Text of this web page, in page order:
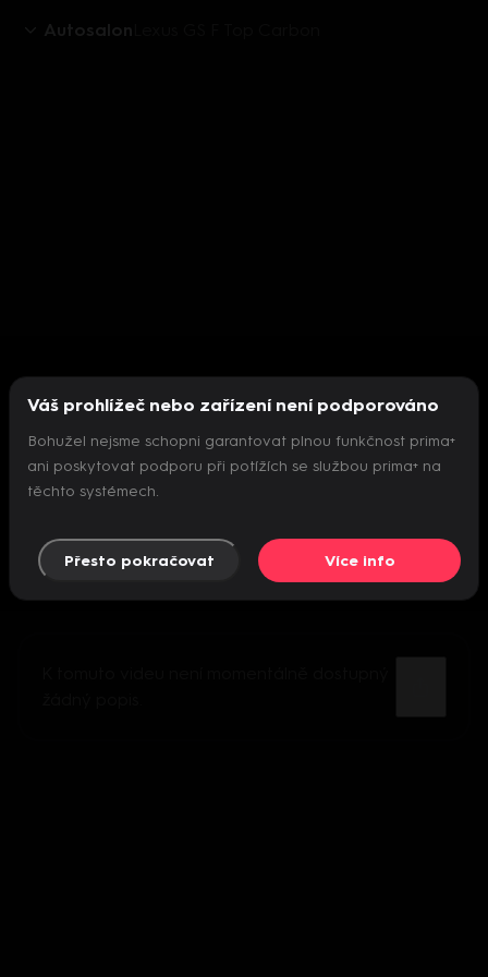
Autosalon
Nepodařilo se inicializovat přehrávač
Váš prohlížeč nebo zařízení není podporováno
Bohužel nejsme schopni garantovat plnou funkčnost prima+
ani poskytovat podporu při potížích se službou prima+ na
těchto systémech.
Přesto pokračovat Více info